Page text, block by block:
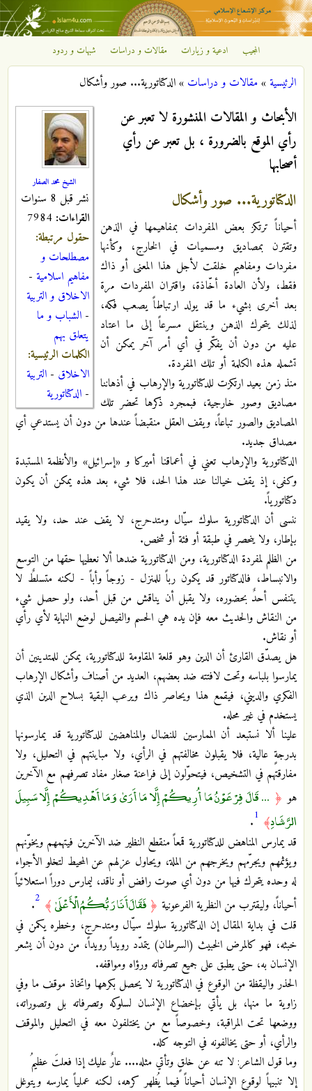
تجاوز إلى المحتوى الرئيسي
مركز
الإشعاع
الإسلامي
المجيب ادعية و زيارات مقالات و دراسات شبهات و ردود
أنت هنا
الرئيسية»مقالات و دراسات »الدكتاتورية... صور وأشكال
الشيخ محمد الصفار
نشر قبل 8 سنوات
القراءات:
حقول مرتبطة:
مصطلحات و
مفاهيم اسلامية -
الاخلاق و التربية
- الشباب و ما
يتعلق بهم
الكلمات الرئيسية:
الاخلاق - التربية
- الدكتاتورية
الأبحاث و المقالات المنشورة لا تعبر عن
رأي الموقع بالضرورة ، بل تعبر عن رأي
أصحابها
الدكتاتورية... صور وأشكال
أحياناً ترتكز بعض المفردات بمفاهيمها في الذهن
وتقترن بمصاديق ومسميات في الخارج، وكأنها
مفردات ومفاهيم خلقت لأجل هذا المعنى أو ذاك
فقط، ولأن العادة أخّاذة، واقتران المفردات مرة
بعد أخرى بشيء ما قد يولد ارتباطاً يصعب فكه،
لذلك يتحرك الذهن وينتقل مسرعاً إلى ما اعتاد
عليه من دون أن يفكّر في أي أمر آخر يمكن أن
تشمله هذه الكلمة أو تلك المفردة.
منذ زمن بعيد ارتكزت للدكتاتورية والإرهاب في أذهاننا
مصاديق وصور خارجية، فبمجرد ذكرها تحضر تلك
المصاديق والصور تباعاً، ويقف العقل منقبضاً عندها من دون أن يستدعي أي
مصداق جديد.
الدكتاتورية والإرهاب تعني في أعماقنا أميركا و «إسرائيل» والأنظمة المستبدة
وكفى، إذ يقف خيالنا عند هذا الحد، فلا شيء بعد هذه يمكن أن يكون
دكتاتورياً.
ننسى أن الدكتاتورية سلوك سيّال ومتدحرج، لا يقف عند حد، ولا يقيد
بإطار، ولا ينحصر في طبقة أو فئة أو شخص.
من الظلم لمفردة الدكتاتورية، ومن الدكتاتورية ضدها ألا نعطيها حقها من التوسع
والانبساط، فالدكتاتور قد يكون رباً للمنزل - زوجاً وأباً - لكنه متسلطٌ لا
يتنفس أحدٌ بحضوره، ولا يقبل أن يناقش من قبل أحد، ولو حصل شيء
من النقاش والحديث معه فإن يده هي الحسم والفيصل لوضع النهاية لأي رأي
أو نقاش.
هل يصدّق القارئ أن الدين وهو قلعة المقاومة للدكتاتورية، يمكن للمتدينين أن
يمارسوا بلباسه وتحت لافتته ضد بعضهم، العديد من أصناف وأشكال الإرهاب
الفكري والديني، فيقمع هذا ويحاصر ذاك ويرعب البقية بسلاح الدين الذي
يستخدم في غير محله.
علينا ألا نستبعد أن الممارسين للنضال والمناهضين للدكتاتورية قد يمارسونها
بدرجةٍ عالية، فلا يقبلون مخالفتهم في الرأي، ولا مباينتهم في التحليل، ولا
مفارقتهم في التشخيص، فيتحوّلون إلى فراعنة صغار مفاد تصرفهم مع الآخرين
هو ﴿ ... قَالَ فِرْعَوْنُ مَا أُرِيكُمْ إِلَّا مَا أَرَىٰ وَمَا أَهْدِيكُمْ إِلَّا سَبِيلَ
الرَّشَادِ﴾ 1
.
قد يمارس المناهض للدكتاتورية قمعاً منقطع النظير ضد الآخرين فيتهمهم ويخوّنهم
ويؤثمهم ويجرّمهم ويخرجهم من الملة، ويحاول عزلهم عن المحيط لتخلو الأجواء
له وحده يتحرك فيها من دون أي صوت رافض أو ناقد، ليمارس دوراً استعلائياً
أحياناً، وليقترب من النظرية الفرعونية ﴿ فَقَالَ أَنَا رَبُّكُمُ الْأَعْلَىٰ ﴾ 2
.
قلت في بداية المقال إن الدكتاتورية سلوك سيّال ومتدحرج، وخطره يكمن في
خبثه، فهو كالمرض الخبيث (السرطان) يتمدّد رويداً رويداً، من دون أن يشعر
الإنسان به، حتى يطبق على جميع تصرفاته ورؤاه ومواقفه.
الحذر واليقظة من الوقوع في الدكتاتورية لا يحصل بكرهها واتخاذ موقف ما وفي
زاوية ما منها، بل يأتي بإخضاع الإنسان لسلوكه وتصرفاته بل وتصوراته،
ووضعها تحت المراقبة، وخصوصاً مع من يختلفون معه في التحليل والموقف
والرأي، أو حتى يخالفونه في التوجه كله.
وما قول الشاعر: لا تنه عن خلقٍ وتأتي مثله.... عارٌ عليك إذا فعلتَ عظيمُ
إلا تنبيهاً لوقوع الإنسان أحياناً فيما يُظهر كرهه، لكنه عملياً يمارسه ويتوغل